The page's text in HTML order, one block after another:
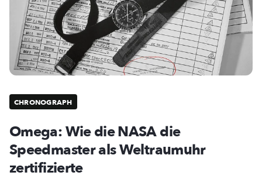
CHRONOGRAPH
Omega: Wie die NASA die
Speedmaster als Weltraumuhr
zertifizierte